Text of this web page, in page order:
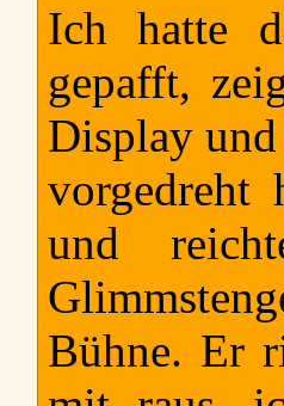
Ich hatte
gepafft,
Display und
und
Bühne. Er